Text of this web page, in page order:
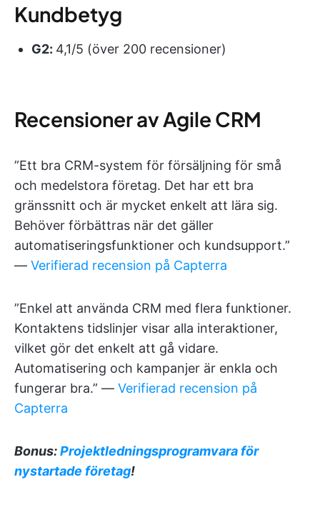
Kundbetyg
G2: 4,1/5 (över 200 recensioner)
Recensioner av Agile CRM
”Ett bra CRM-system för försäljning för små
och medelstora företag. Det har ett bra
gränssnitt och är mycket enkelt att lära sig.
Behöver förbättras när det gäller
automatiseringsfunktioner och kundsupport.”
— Verifierad recension på Capterra
”Enkel att använda CRM med flera funktioner.
Kontaktens tidslinjer visar alla interaktioner,
vilket gör det enkelt att gå vidare.
Automatisering och kampanjer är enkla och
fungerar bra.” — Verifierad recension på
Capterra
Bonus:Projektledningsprogramvara för
nystartade företag!